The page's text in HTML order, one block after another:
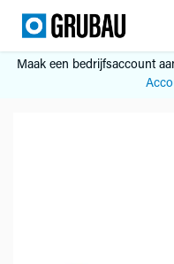
Overslaan naar inhoud
Maak een bedrijfsaccount